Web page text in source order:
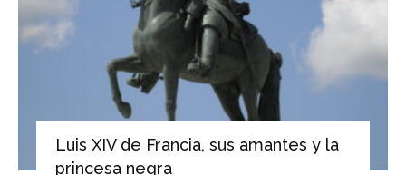
Luis XIV de Francia, sus amantes y la
princesa negra